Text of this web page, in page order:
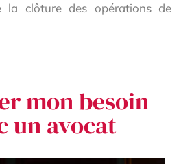
la clôture des opérations de
mon besoin
un avocat